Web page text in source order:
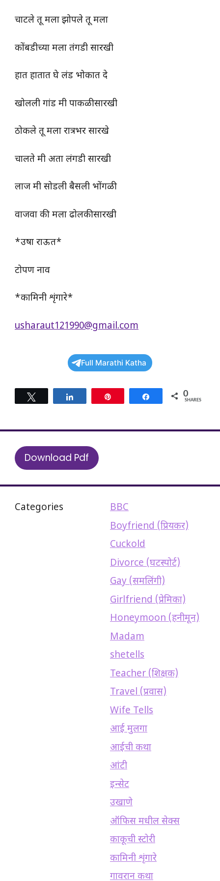
चाटले तू मला झोपले तू मला
कोंबडीच्या मला तंगडी सारखी
हात हातात घे लंड भोकात दे
खोलली गांड मी पाकळीसारखी
ठोकले तू मला रात्रभर सारखे
चालते मी अता लंगडी सारखी
लाज मी सोडली बैसली भोंगळी
वाजवा की मला ढोलकीसारखी
*उषा राऊत*
टोपण नाव
*कामिनी शृंगारे*
usharaut121990@gmail.com
Full Marathi Katha
Share 0
SHARES
Download Pdf
Categories
BBC
Boyfriend (प्रियकर)
Cuckold
Divorce (घटस्पोर्ट)
Gay (समलिंगी)
Girlfriend (प्रेमिका)
Honeymoon (हनीमून)
Madam
shetells
Teacher (शिक्षक)
Travel (प्रवास)
Wife Tells
आई मुलगा
आईची कथा
आंटी
इन्सेट
उखाणे
ऑफिस मधील सेक्स
काकूची स्टोरी
कामिनी शृंगारे
गावरान कथा